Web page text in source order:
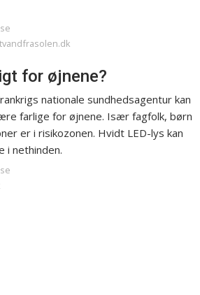
for øjnene?
nationale sundhedsagentur kan
farlige for øjnene. Især fagfolk, børn
er i risikozonen. Hvidt LED-lys kan
i nethinden.